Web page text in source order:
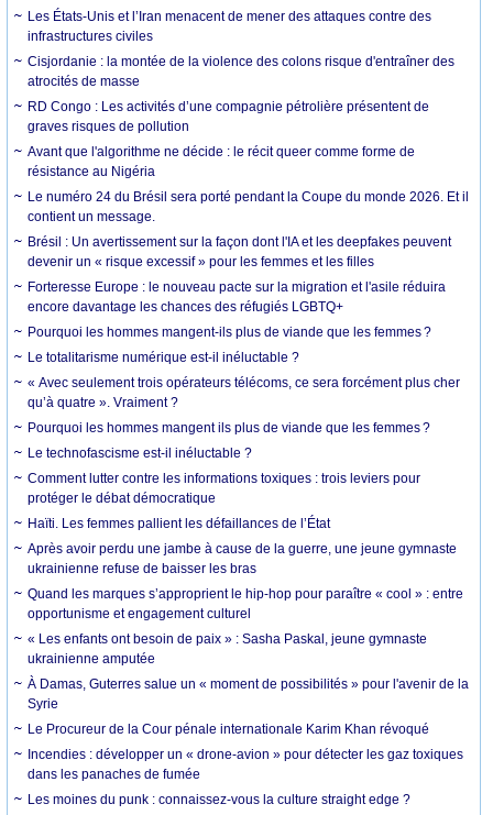
Les États-Unis et l’Iran menacent de mener des attaques contre des
infrastructures civiles
Cisjordanie : la montée de la violence des colons risque d'entraîner des
atrocités de masse
RD Congo : Les activités d’une compagnie pétrolière présentent de
graves risques de pollution
Avant que l'algorithme ne décide : le récit queer comme forme de
résistance au Nigéria
Le numéro 24 du Brésil sera porté pendant la Coupe du monde 2026. Et il
contient un message.
Brésil : Un avertissement sur la façon dont l'IA et les deepfakes peuvent
devenir un « risque excessif » pour les femmes et les filles
Forteresse Europe : le nouveau pacte sur la migration et l'asile réduira
encore davantage les chances des réfugiés LGBTQ+
Pourquoi les hommes mangent-ils plus de viande que les femmes ?
Le totalitarisme numérique est-il inéluctable ?
« Avec seulement trois opérateurs télécoms, ce sera forcément plus cher
qu’à quatre ». Vraiment ?
Pourquoi les hommes mangent ils plus de viande que les femmes ?
Le technofascisme est-il inéluctable ?
Comment lutter contre les informations toxiques : trois leviers pour
protéger le débat démocratique
Haïti. Les femmes pallient les défaillances de l’État
Après avoir perdu une jambe à cause de la guerre, une jeune gymnaste
ukrainienne refuse de baisser les bras
Quand les marques s’approprient le hip-hop pour paraître « cool » : entre
opportunisme et engagement culturel
« Les enfants ont besoin de paix » : Sasha Paskal, jeune gymnaste
ukrainienne amputée
À Damas, Guterres salue un « moment de possibilités » pour l'avenir de la
Syrie
Le Procureur de la Cour pénale internationale Karim Khan révoqué
Incendies : développer un « drone-avion » pour détecter les gaz toxiques
dans les panaches de fumée
Les moines du punk : connaissez-vous la culture straight edge ?